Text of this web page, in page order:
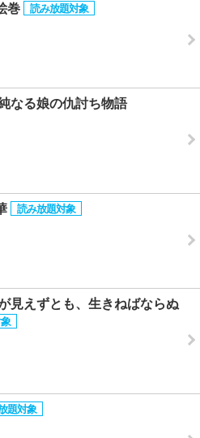
巻
なる娘の仇討ち物語
見えずとも、生きねばならぬ